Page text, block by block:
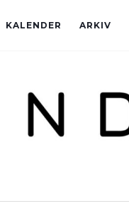
KALENDER ARKIV